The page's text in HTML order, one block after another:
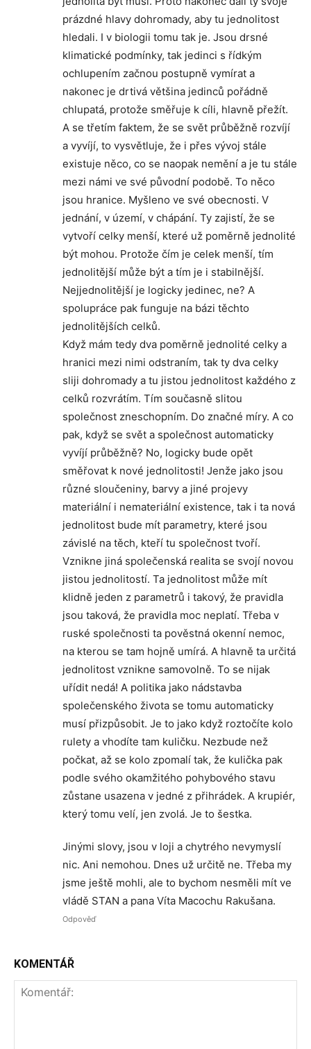
prázdné hlavy dohromady, aby tu jednolitost
hledali. I v biologii tomu tak je. Jsou drsné
klimatické podmínky, tak jedinci s řídkým
ochlupením začnou postupně vymírat a
nakonec je drtivá většina jedinců pořádně
chlupatá, protože směřuje k cíli, hlavně přežít.
A se třetím faktem, že se svět průběžně rozvíjí
a vyvíjí, to vysvětluje, že i přes vývoj stále
existuje něco, co se naopak nemění a je tu stále
mezi námi ve své původní podobě. To něco
jsou hranice. Myšleno ve své obecnosti. V
jednání, v území, v chápání. Ty zajistí, že se
vytvoří celky menší, které už poměrně jednolité
být mohou. Protože čím je celek menší, tím
jednolitější může být a tím je i stabilnější.
Nejjednolitější je logicky jedinec, ne? A
spolupráce pak funguje na bázi těchto
jednolitějších celků.
Když mám tedy dva poměrně jednolité celky a
hranici mezi nimi odstraním, tak ty dva celky
sliji dohromady a tu jistou jednolitost každého z
celků rozvrátím. Tím současně slitou
společnost zneschopním. Do značné míry. A co
pak, když se svět a společnost automaticky
vyvíjí průběžně? No, logicky bude opět
směřovat k nové jednolitosti! Jenže jako jsou
různé sloučeniny, barvy a jiné projevy
materiální i nemateriální existence, tak i ta nová
jednolitost bude mít parametry, které jsou
závislé na těch, kteří tu společnost tvoří.
Vznikne jiná společenská realita se svojí novou
jistou jednolitostí. Ta jednolitost může mít
klidně jeden z parametrů i takový, že pravidla
jsou taková, že pravidla moc neplatí. Třeba v
ruské společnosti ta pověstná okenní nemoc,
na kterou se tam hojně umírá. A hlavně ta určitá
jednolitost vznikne samovolně. To se nijak
uřídit nedá! A politika jako nádstavba
společenského života se tomu automaticky
musí přizpůsobit. Je to jako když roztočíte kolo
rulety a vhodíte tam kuličku. Nezbude než
počkat, až se kolo zpomalí tak, že kulička pak
podle svého okamžitého pohybového stavu
zůstane usazena v jedné z přihrádek. A krupiér,
který tomu velí, jen zvolá. Je to šestka.
Jinými slovy, jsou v loji a chytrého nevymyslí
nic. Ani nemohou. Dnes už určitě ne. Třeba my
jsme ještě mohli, ale to bychom nesměli mít ve
vládě STAN a pana Víta Macochu Rakušana.
Odpověď
KOMENTÁŘ